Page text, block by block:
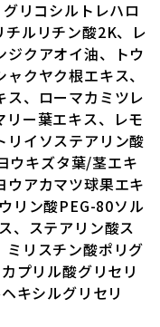
リコシルトレハロ
ルリチン酸2K、レ
ジクアオイ油、トウ
クヤク根エキス、
ス、ローマカミツレ
ー葉エキス、レモ
リイソステアリン酸
ウキズタ葉/茎エキ
ウアカマツ球果エキ
リン酸PEG-80ソル
、ステアリン酸ス
ミリスチン酸ポリグ
プリル酸グリセリ
キシルグリセリ